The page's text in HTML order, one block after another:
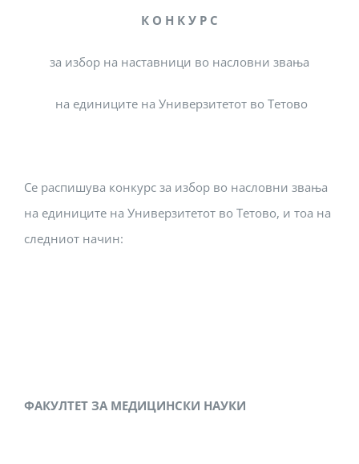
К О Н К У Р С
за избор на наставници во насловни звања
на единиците на Универзитетот во Тетово
Се распишува конкурс за избор во насловни звања
на единиците на Универзитетот во Тетово, и тоа на
следниот начин:
ФАКУЛТЕТ ЗА МЕДИЦИНСКИ НАУКИ